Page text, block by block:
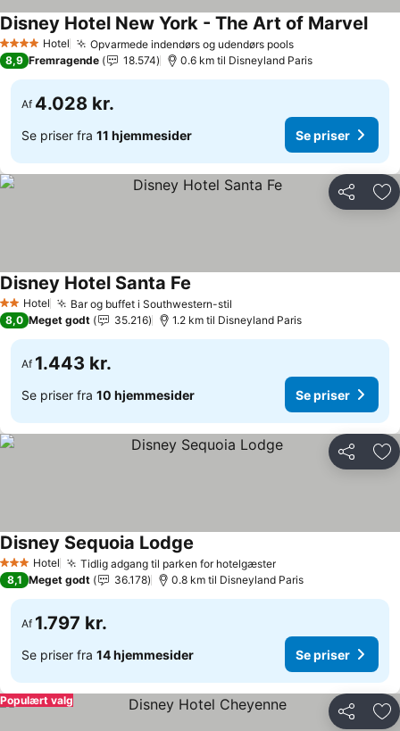
4 StjernerHotel Opvarmede indendørs og udendørs pools
Disney Hotel New York - The Art of Marvel
8,9 Fremragende 18.574 0.6 km til Disneyland Paris
Af 4.028 kr.
Se priser fra 11 hjemmesider Se priser
Del
2 Stjerner
Hotel Bar og buffet i Southwestern-stil
Disney Hotel Santa Fe
8,0 Meget godt 35.216 1.2 km til Disneyland Paris
Af 1.443 kr.
Se priser fra 10 hjemmesider Se priser
Del
3 StjernerHotel Tidlig adgang til parken for hotelgæster
Disney Sequoia Lodge
8,1 Meget godt 36.178 0.8 km til Disneyland Paris
Af 1.797 kr.
Se priser fra 14 hjemmesider Se priser
Del
Populært valg